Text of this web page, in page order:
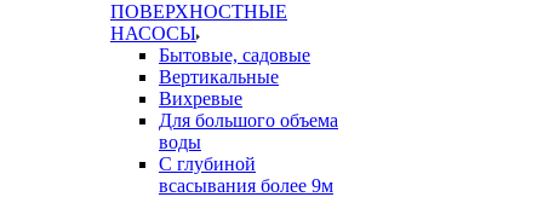
ПОВЕРХНОСТНЫЕ
НАСОСЫ
Бытовые, садовые
Вертикальные
Вихревые
Для большого объема
воды
С глубиной
всасывания более 9м